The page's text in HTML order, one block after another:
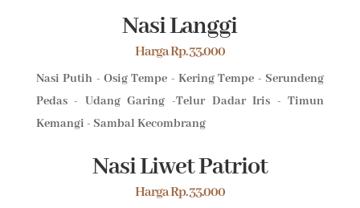
Nasi Langgi
Harga Rp. 33.000
Nasi Putih - Osig Tempe - Kering Tempe - Serundeng
Pedas - Udang Garing -Telur Dadar Iris - Timun
Kemangi - Sambal Kecombrang
Nasi Liwet Patriot
Harga Rp. 33.000